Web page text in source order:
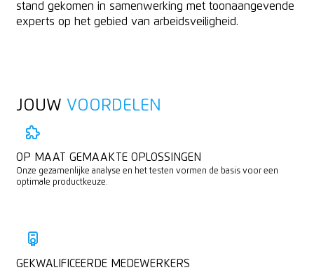
stand gekomen in samenwerking met toonaangevende
experts op het gebied van arbeidsveiligheid.
JOUW VOORDELEN
OP MAAT GEMAAKTE OPLOSSINGEN
Onze gezamenlijke analyse en het testen vormen de basis voor een
optimale productkeuze.
GEKWALIFICEERDE MEDEWERKERS